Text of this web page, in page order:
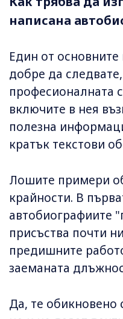
написана
Един от
добре да
професионалната
включите в нея
полезна
кратък текстови
Лошите примери
крайности. В
автобиографиите
присъства почти
предишните
заеманата
Да, те обикновено